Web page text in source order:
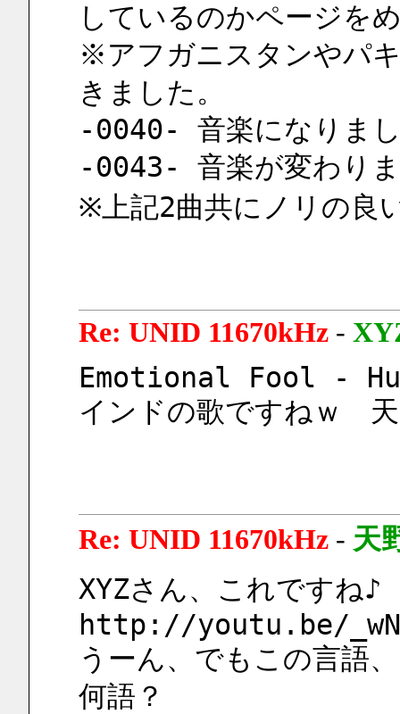
しているのかページを
※アフガニスタンやパ
きました。
-0040- 音楽になりま
-0043- 音楽が変わり
※上記2曲共にノリの良
Re: UNID 11670kHz-
Emotional Fool -
インドの歌ですねｗ　
Re: UNID 11670kHz- 天
XYZさん、これです
http://youtu.be/
うーん、でもこの言語
何語？